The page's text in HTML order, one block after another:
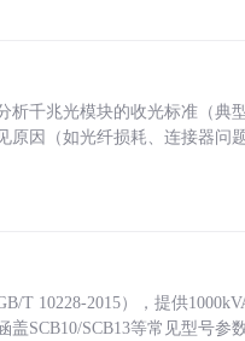
千兆光模块的收光标准（典
因（如光纤损耗、连接器问
T 10228-2015），提供
SCB10/SCB13等常见型号参